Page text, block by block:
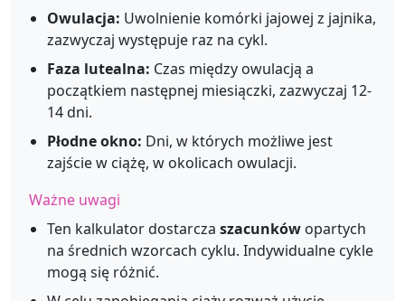
Owulacja: Uwolnienie komórki jajowej z jajnika,
zazwyczaj występuje raz na cykl.
Faza lutealna: Czas między owulacją a
początkiem następnej miesiączki, zazwyczaj 12-
14 dni.
Płodne okno: Dni, w których możliwe jest
zajście w ciążę, w okolicach owulacji.
Ważne uwagi
Ten kalkulator dostarcza szacunków opartych
na średnich wzorcach cyklu. Indywidualne cykle
mogą się różnić.